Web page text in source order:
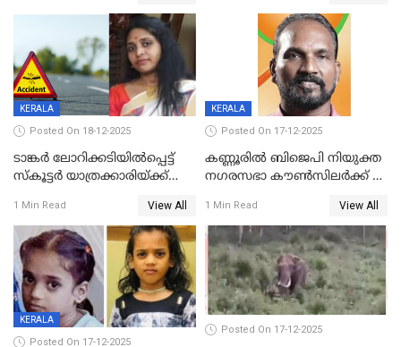
സ്ഥാനാർത്ഥി
KERALA
Posted On 18-12-2025
ടാങ്കർ ലോറിക്കടിയിൽപ്പെട്ട്
സ്കൂട്ടർ യാത്രക്കാരിയ്ക്ക്
കണ്ടോത്ത് ദേശീയ പാതയിൽ
1 Min Read View All
KERALA
Posted On 17-12-2025
കണ്ണൂരിൽ ബിജെപി നിയുക്ത
നഗരസഭാ കൗൺസിലർക്ക് 36
1 Min Read View All
KERALA
Posted On 17-12-2025
Posted On 17-12-2025